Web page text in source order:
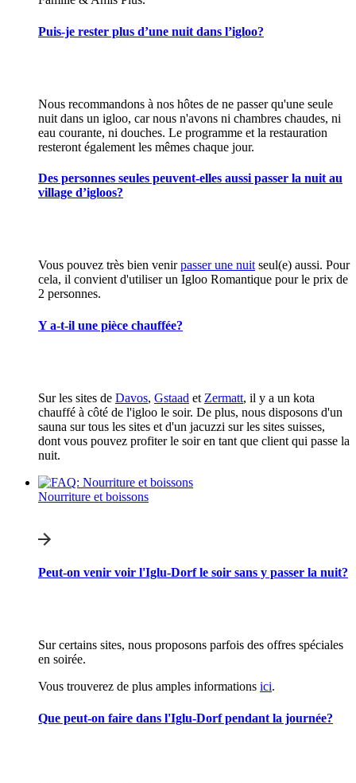
Puis-je rester plus d’une nuit dans l’igloo?
Nous recommandons à nos hôtes de ne passer qu'une seule
nuit dans un igloo, car nous n'avons ni chambres chaudes, ni
eau courante, ni douches. Le programme et la restauration
resteront également les mêmes chaque jour.
Des personnes seules peuvent-elles aussi passer la nuit au
village d’igloos?
Vous pouvez très bien venirpasser une nuitseul(e) aussi. Pour
cela, il convient d'utiliser un Igloo Romantique pour le prix de
2 personnes.
Y a-t-il une pièce chauffée?
Sur les sites de Davos, Gstaad et Zermatt, il y a un kota
chauffé à côté de l'igloo le soir. De plus, nous disposons d'un
sauna sur tous les sites et d'un jacuzzi sur les sites suisses,
dont vous pouvez profiter le soir en tant que client qui passe la
nuit.
Nourriture et boissons
Peut-on venir voir l'Iglu-Dorf le soir sans y passer la nuit?
Sur certains sites, nous proposons parfois des offres spéciales
en soirée.
Vous trouverez de plus amples informations ici.
Que peut-on faire dans l'Iglu-Dorf pendant la journée?